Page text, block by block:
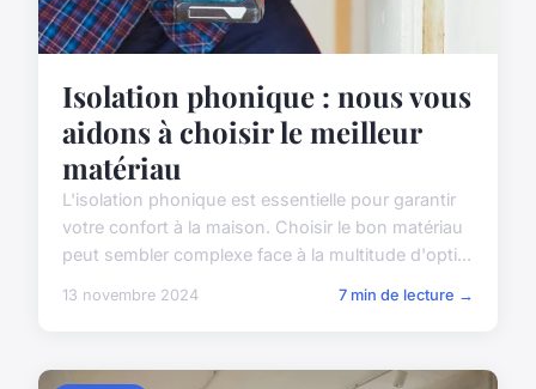
Isolation phonique : nous vous
aidons à choisir le meilleur
matériau
L'isolation phonique est essentielle pour garantir
votre confort à la maison. Choisir le bon matériau
peut sembler complexe face à la multitude d'opti...
13 novembre 2024 7 min de lecture →